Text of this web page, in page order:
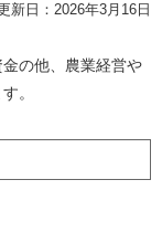
新日：2026年3月16日
の他、農業経営や
。